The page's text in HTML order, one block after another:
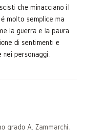
che minacciano il
molto semplice ma
la guerra e la paura
di sentimenti e
personaggi.
grado A. Zammarchi,